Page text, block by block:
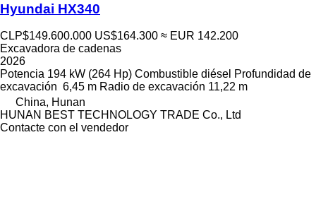
Hyundai HX340
CLP$149.600.000 US$164.300 ≈ EUR 142.200
Excavadora de cadenas
2026
Potencia 194 kW (264 Hp) Combustible diésel Profundidad de
excavación 6,45 m Radio de excavación 11,22 m
China, Hunan
HUNAN BEST TECHNOLOGY TRADE Co., Ltd
Contacte con el vendedor